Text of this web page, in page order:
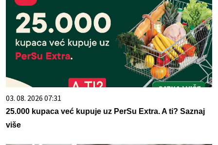
03. 08. 2026 07:31
25.000 kupaca već kupuje uz PerSu Extra. A ti? Saznaj
više